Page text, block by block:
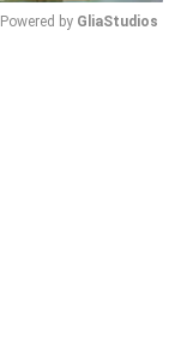
Powered by GliaStudios